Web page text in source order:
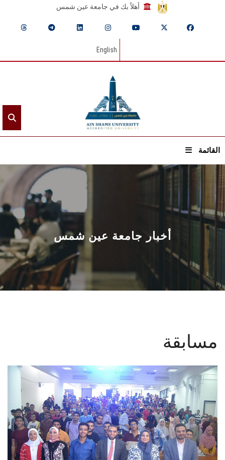
أهلاً بك في جامعة عين شمس
English
القائمة
الرئيسيـة
عن الجامعة
القطاعـات
الشئون الأكاديمية
البحث العلمي
الأنظمة الذكية
تواصل معنا
الطلاب
أخبار جامعة عين شمس
مسابقة